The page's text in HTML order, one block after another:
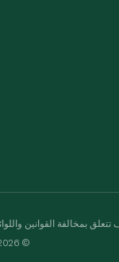
بمخالفة القوانين
© 2020-2026 سبينس. كل الحقوق محفوظة